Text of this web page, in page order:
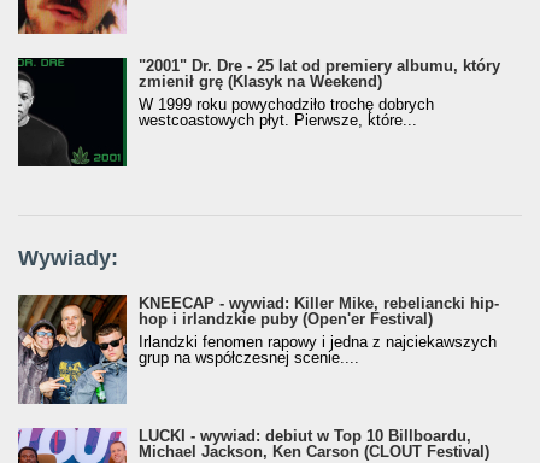
"2001" Dr. Dre - 25 lat od premiery albumu, który
zmienił grę (Klasyk na Weekend)
W 1999 roku powychodziło trochę dobrych
westcoastowych płyt. Pierwsze, które...
Wywiady:
KNEECAP - wywiad: Killer Mike, rebeliancki hip-
hop i irlandzkie puby (Open'er Festival)
Irlandzki fenomen rapowy i jedna z najciekawszych
grup na współczesnej scenie....
LUCKI - wywiad: debiut w Top 10 Billboardu,
Michael Jackson, Ken Carson (CLOUT Festival)